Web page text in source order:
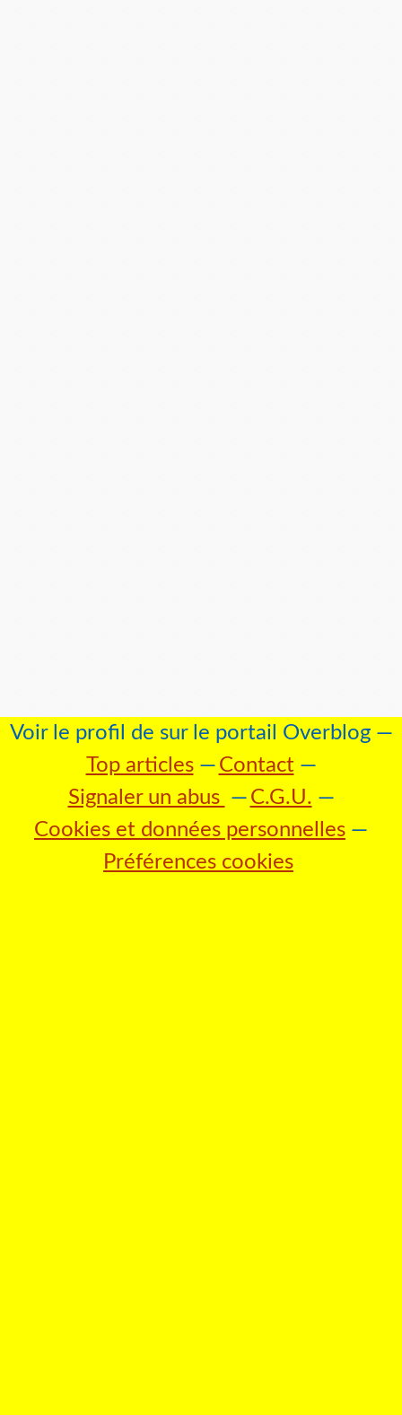
Voir le profil de sur le portail Overblog
Top articles
Contact
Signaler un abus
C.G.U.
Cookies et données personnelles
Préférences cookies